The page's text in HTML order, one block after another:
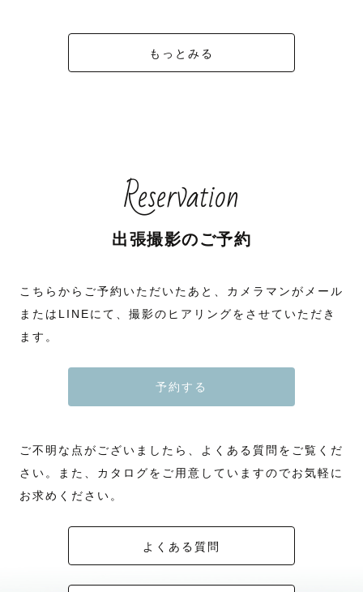
もっとみる
Reservation
出張撮影のご予約
こちらからご予約いただいたあと、カメラマンがメール
またはLINEにて、撮影のヒアリングをさせていただき
ます。
予約する
ご不明な点がございましたら、よくある質問をご覧くだ
さい。また、カタログをご用意していますのでお気軽に
お求めください。
よくある質問